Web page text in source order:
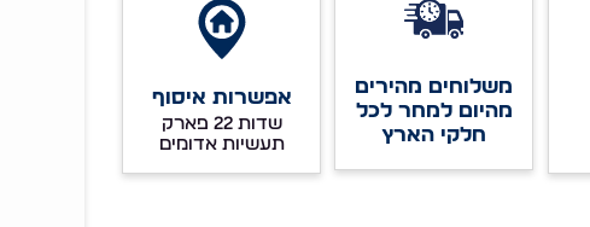
משלוחים מהירים
מהיום למחר לכל
חלקי הארץ
אפשרות איסוף
שדות 22 פארק
תעשיות אדומים